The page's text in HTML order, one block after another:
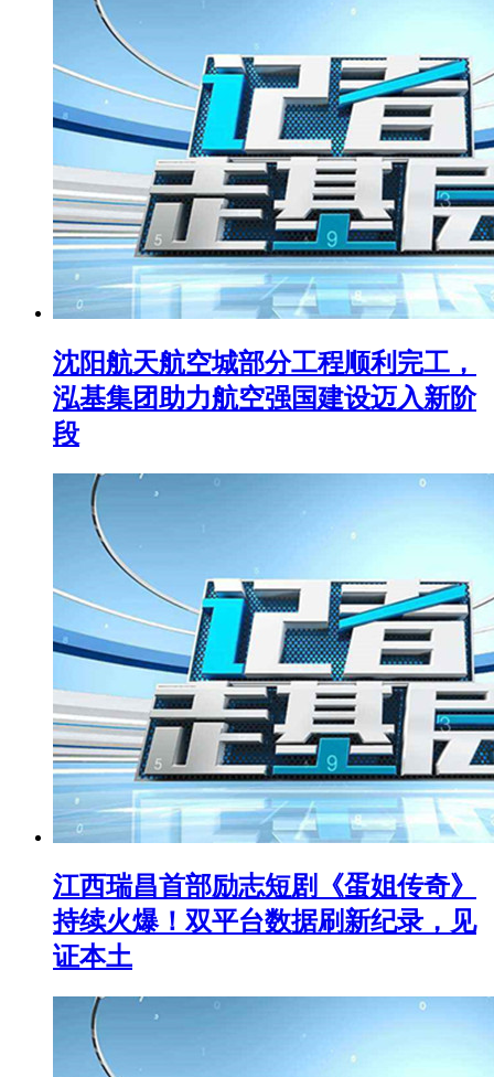
沈阳航天航空城部分工程顺利完工，
泓基集团助力航空强国建设迈入新阶
段
江西瑞昌首部励志短剧《蛋姐传奇》
持续火爆！双平台数据刷新纪录，见
证本土